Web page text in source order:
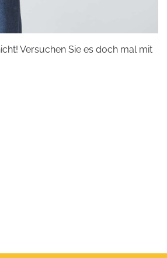
Versuchen Sie es doch mal mit